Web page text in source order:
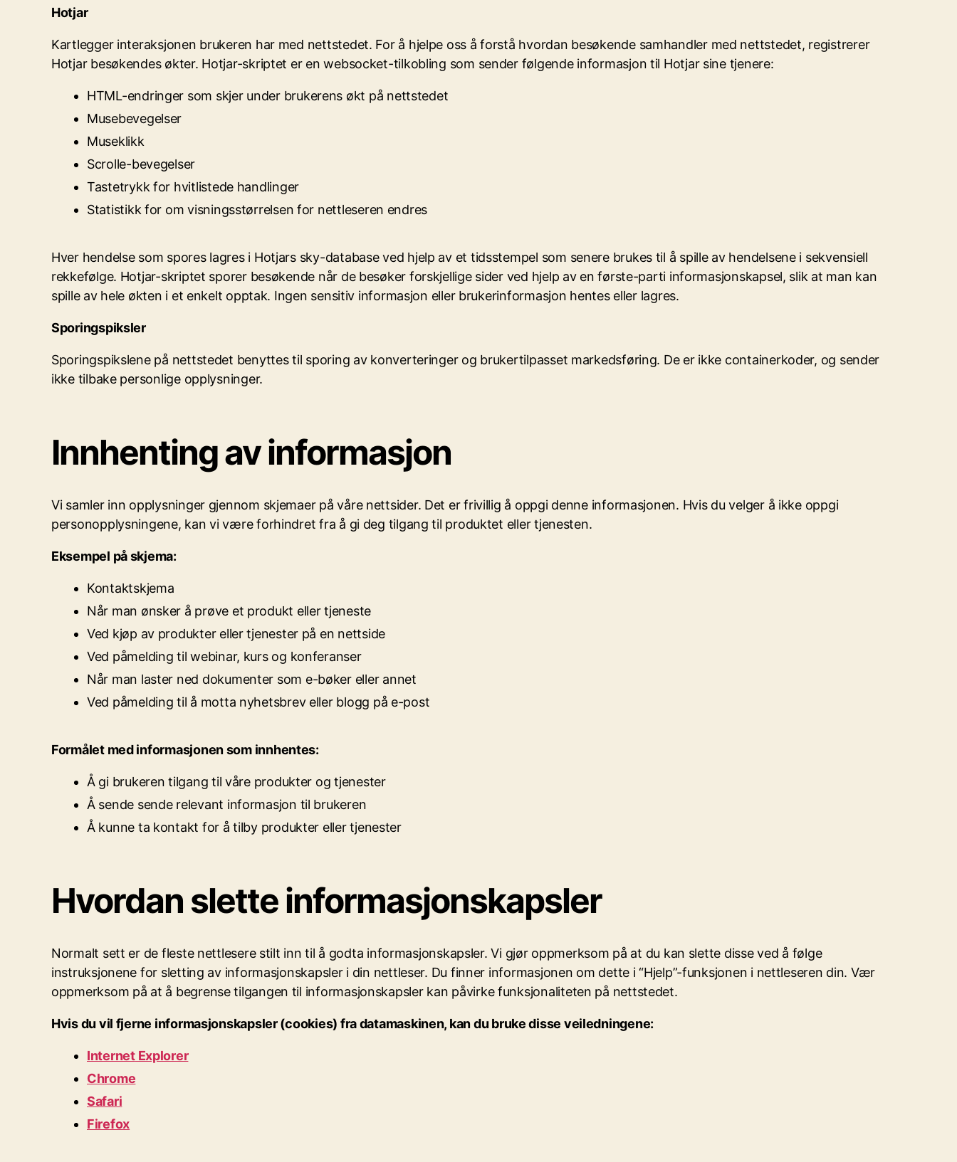
Hotjar
Kartlegger interaksjonen brukeren har med nettstedet. For å hjelpe oss å forstå hvordan besøkende samhandler med nettstedet, registrerer
Hotjar besøkendes økter. Hotjar-skriptet er en websocket-tilkobling som sender følgende informasjon til Hotjar sine tjenere:
HTML-endringer som skjer under brukerens økt på nettstedet
Musebevegelser
Museklikk
Scrolle-bevegelser
Tastetrykk for hvitlistede handlinger
Statistikk for om visningsstørrelsen for nettleseren endres
Hver hendelse som spores lagres i Hotjars sky-database ved hjelp av et tidsstempel som senere brukes til å spille av hendelsene i sekvensiell
rekkefølge. Hotjar-skriptet sporer besøkende når de besøker forskjellige sider ved hjelp av en første-parti informasjonskapsel, slik at man kan
spille av hele økten i et enkelt opptak. Ingen sensitiv informasjon eller brukerinformasjon hentes eller lagres.
Sporingspiksler
Sporingspikslene på nettstedet benyttes til sporing av konverteringer og brukertilpasset markedsføring. De er ikke containerkoder, og sender
ikke tilbake personlige opplysninger.
Innhenting av informasjon
Vi samler inn opplysninger gjennom skjemaer på våre nettsider. Det er frivillig å oppgi denne informasjonen. Hvis du velger å ikke oppgi
personopplysningene, kan vi være forhindret fra å gi deg tilgang til produktet eller tjenesten.
Eksempel på skjema:
Kontaktskjema
Når man ønsker å prøve et produkt eller tjeneste
Ved kjøp av produkter eller tjenester på en nettside
Ved påmelding til webinar, kurs og konferanser
Når man laster ned dokumenter som e-bøker eller annet
Ved påmelding til å motta nyhetsbrev eller blogg på e-post
Formålet med informasjonen som innhentes:
Å gi brukeren tilgang til våre produkter og tjenester
Å sende sende relevant informasjon til brukeren
Å kunne ta kontakt for å tilby produkter eller tjenester
Hvordan slette informasjonskapsler
Normalt sett er de fleste nettlesere stilt inn til å godta informasjonskapsler. Vi gjør oppmerksom på at du kan slette disse ved å følge
instruksjonene for sletting av informasjonskapsler i din nettleser. Du finner informasjonen om dette i “Hjelp”-funksjonen i nettleseren din. Vær
oppmerksom på at å begrense tilgangen til informasjonskapsler kan påvirke funksjonaliteten på nettstedet.
Hvis du vil fjerne informasjonskapsler (cookies) fradatamaskinen, kan du bruke disse veiledningene:
InternetExplorer
Chrome
Safari
Firefox